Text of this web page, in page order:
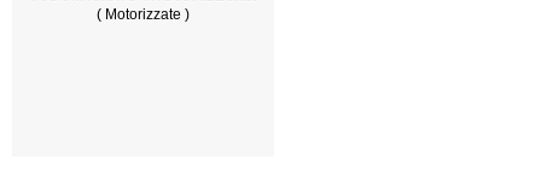
( Motorizzate )